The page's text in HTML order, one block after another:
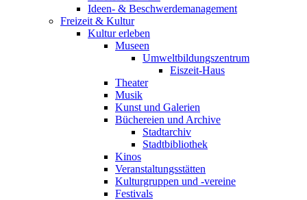
Ideen- & Beschwerdemanagement
Freizeit & Kultur
Kultur erleben
Museen
Umweltbildungszentrum
Eiszeit-Haus
Theater
Musik
Kunst und Galerien
Büchereien und Archive
Stadtarchiv
Stadtbibliothek
Kinos
Veranstaltungsstätten
Kulturgruppen und -vereine
Festivals